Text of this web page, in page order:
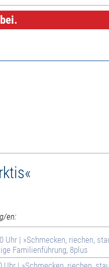
en:
Uhr | »Schmecken, riechen,
Familienführung, 8plus